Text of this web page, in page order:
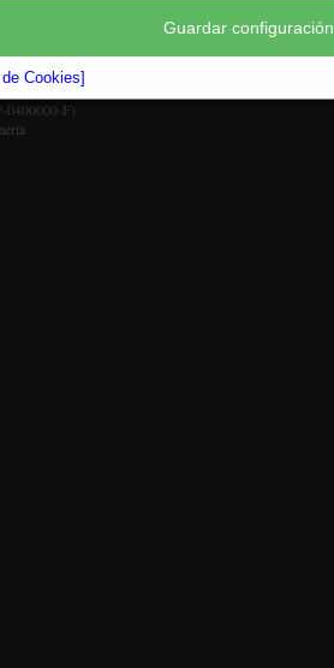
Guardar configuración
Cookies]
0400000-F)